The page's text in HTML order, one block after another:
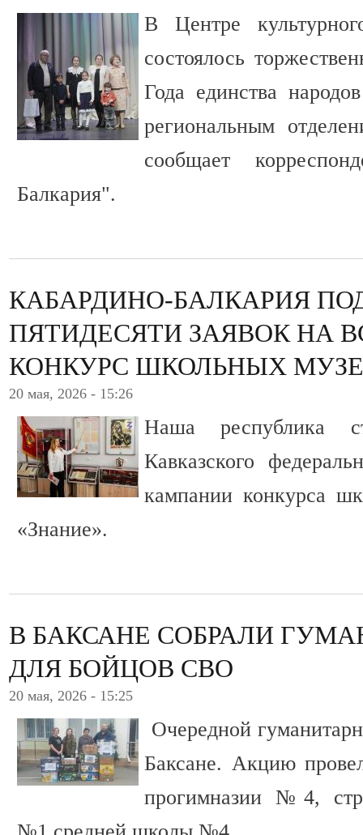
В Центре
состоялось
Года единства
региональным
сообщает
Балкария".
КАБАРДИНО-БАЛКАРИЯ
ПЯТИДЕСЯТИ ЗАЯВОК НА
КОНКУРС ШКОЛЬНЫХ
20 мая, 2026 - 15:26
Наша республика
Кавказского
кампании конкурса
«Знание».
В БАКСАНЕ СОБРАЛИ
ДЛЯ БОЙЦОВ СВО
20 мая, 2026 - 15:25
Очередной
Баксане. Акцию
прогимназии №4,